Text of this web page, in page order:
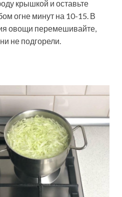
крышкой и оставьте
огне минут на 10-15. В
овощи перемешивайте,
не подгорели.